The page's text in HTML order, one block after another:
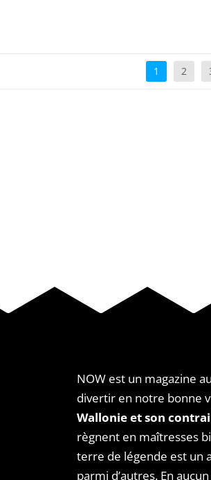
1 2
NOW est un magazine
divertir en notre bonne
Wallonie et son
règnent en maîtresses
terre de légende est un
parmi d’autres. En